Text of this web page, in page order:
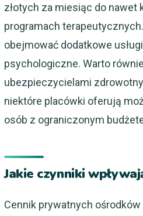
złotych za miesiąc do
programach
obejmować dodatkowe
psychologiczne. Warto
ubezpieczycielami
niektóre placówki oferują
osób z ograniczonym
Jakie czynniki
Cennik prywatnych